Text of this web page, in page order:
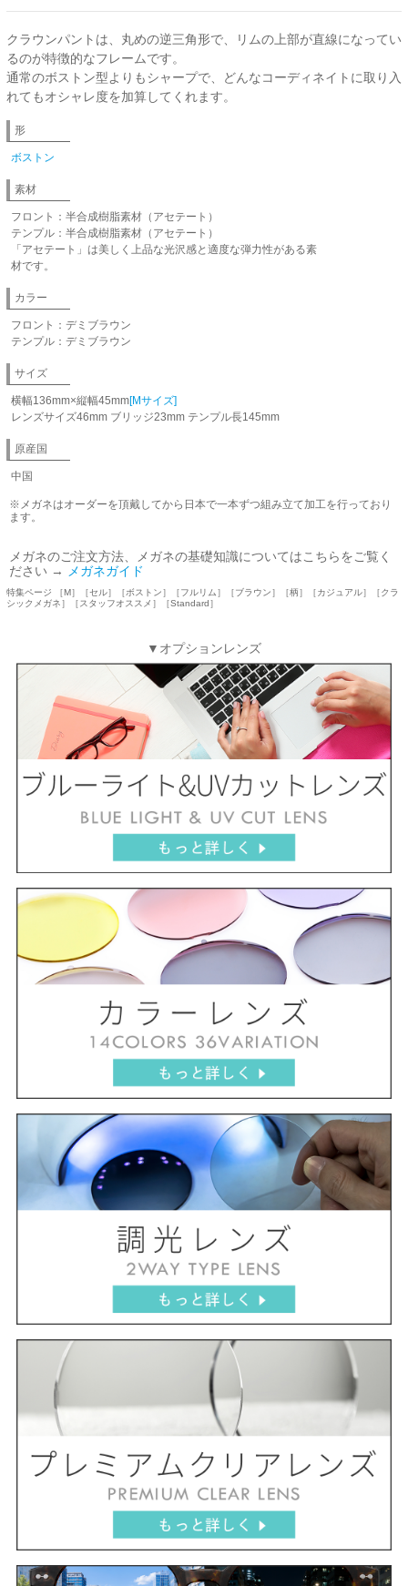
クラウンパントは、丸めの逆三角形で、リムの上部が直線になってい
るのが特徴的なフレームです。
通常のボストン型よりもシャープで、どんなコーディネイトに取り入
れてもオシャレ度を加算してくれます。
形
ボストン
素材
フロント：半合成樹脂素材（アセテート）
テンプル：半合成樹脂素材（アセテート）
「アセテート」は美しく上品な光沢感と適度な弾力性がある素
材です。
カラー
フロント：デミブラウン
テンプル：デミブラウン
サイズ
横幅136mm×縦幅45mm[Mサイズ]
レンズサイズ46mm ブリッジ23mm テンプル長145mm
原産国
中国
※メガネはオーダーを頂戴してから日本で一本ずつ組み立て加工を行っており
ます。
メガネのご注文方法、メガネの基礎知識についてはこちらをご覧く
ださい →
メガネガイド
特集ページ ［M］［セル］［ボストン］［フルリム］［ブラウン］［柄］［カジュアル］［クラ
シックメガネ］［スタッフオススメ］［Standard］
▼オプションレンズ